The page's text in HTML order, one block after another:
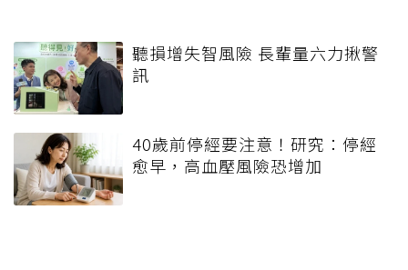
聽損增失智風險 長輩量六力揪警
訊
40歲前停經要注意！研究：停經
愈早，高血壓風險恐增加